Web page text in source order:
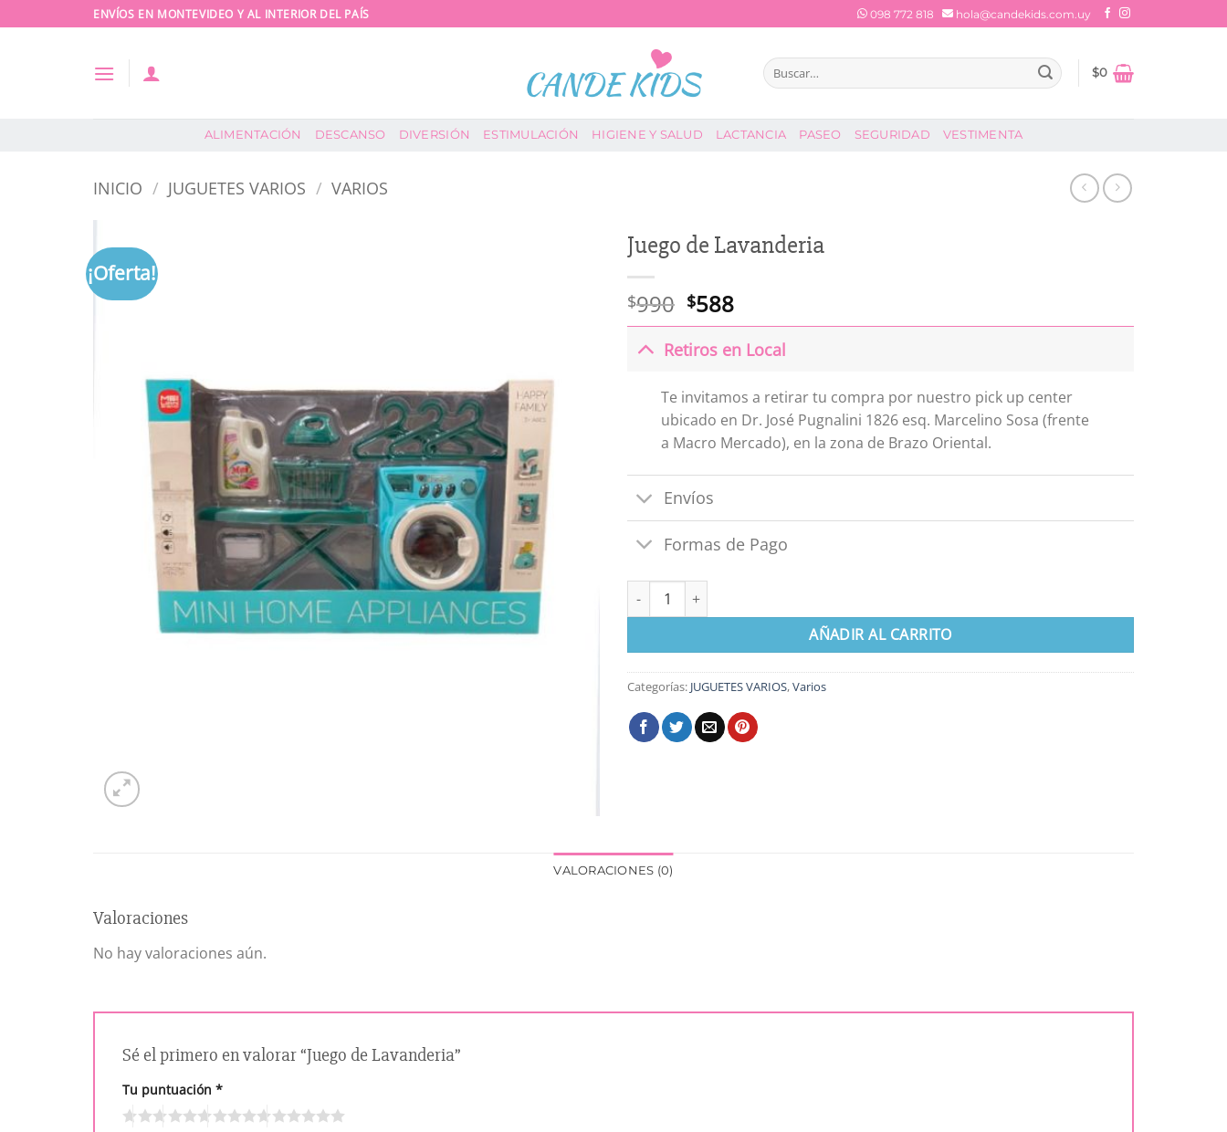
al
ENVÍOS EN MONTEVIDEO Y AL INTERIOR DEL PAÍS 098 772 818 hola@candekids.com.uy
Buscar
por:
$0
ALIMENTACIÓN DESCANSO DIVERSIÓN ESTIMULACIÓN HIGIENE Y SALUD LACTANCIA PASEO SEGURIDAD VESTIMENTA
INICIO / JUGUETES VARIOS / VARIOS
¡Oferta!
Juego de Lavanderia
$990 El
precio
original
$990.
$588El
precio
actual
$588.
Retiros en Local
Te invitamos a retirar tu compra por nuestro pick up center
ubicado en Dr. José Pugnalini 1826 esq. Marcelino Sosa (frente
a Macro Mercado), en la zona de Brazo Oriental.
Envíos
Formas de Pago
Juego de Lavanderia cantidad
AÑADIR AL CARRITO
Categorías: JUGUETES VARIOS,Varios
VALORACIONES (0)
Valoraciones
No hay valoraciones aún.
Sé el primero en valorar “Juego de Lavanderia”
Tu puntuación *